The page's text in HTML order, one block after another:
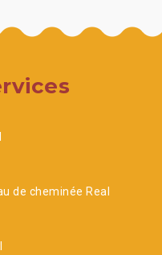
de cheminée Real